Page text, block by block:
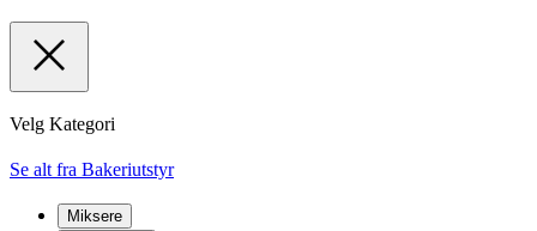
Velg Kategori
Se alt fra Bakeriutstyr
Miksere